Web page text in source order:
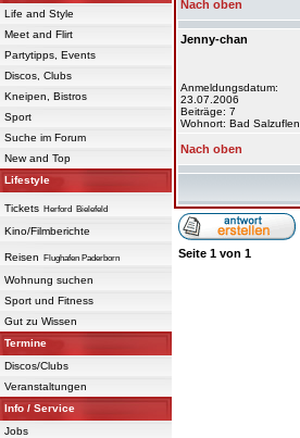
Life and Style
Meet and Flirt
Partytipps, Events
Discos, Clubs
Kneipen, Bistros
Sport
Suche im Forum
New and Top
Lifestyle
Tickets Herford Bielefeld
Kino/Filmberichte
Reisen Flughafen Paderborn
Wohnung suchen
Sport und Fitness
Gut zu Wissen
Termine
Discos/Clubs
Veranstaltungen
Info / Service
Jobs
Nach oben
Jenny-chan
Anmeldungsdatum:
23.07.2006
Beiträge: 7
Wohnort: Bad Salzuflen
Nach oben
Seite 1 von 1